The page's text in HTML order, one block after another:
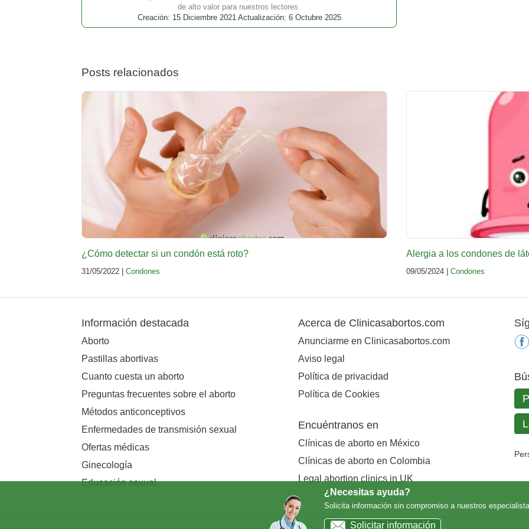
de alto valor para nuestros lectores.
Creación: 15 Diciembre 2021 Actualización: 6 Octubre 2025
Posts relacionados
¿Cómo detectar si un condón está roto?
31/05/2022 | Condones
Alergia a los condones de
09/05/2024 | Condones
¿Necesitas ayuda?
Solicita información sin compromiso a nuestros
Solicitar información
Información destacada
Aborto
Pastillas abortivas
Cuanto cuesta un aborto
Preguntas frecuentes sobre el aborto
Métodos anticonceptivos
Enfermedades de transmisión sexual
Ofertas médicas
Ginecología
Educación sexual
Acerca de Clinicasabortos.com
Anunciarme en Clinicasabortos.com
Aviso legal
Política de privacidad
Política de Cookies
Encuéntranos en
Clínicas de aborto en México
Clínicas de aborto en Colombia
Legal abortion clinics in UK